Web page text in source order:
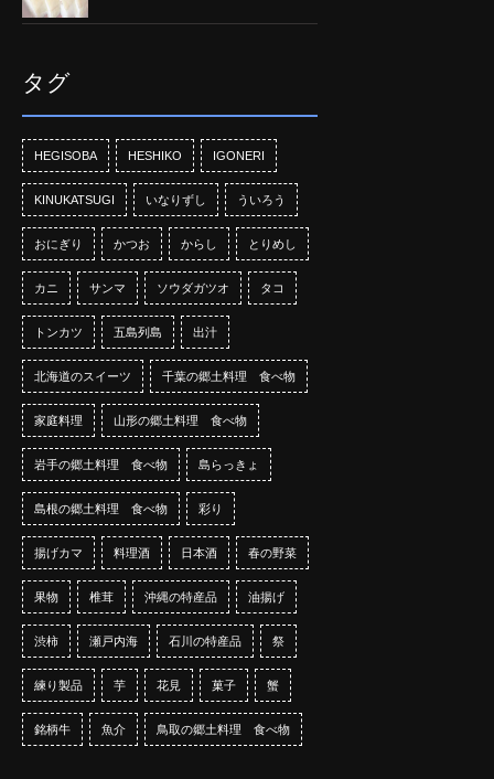
タグ
HEGISOBA HESHIKO IGONERI
KINUKATSUGI いなりずし ういろう
おにぎり かつお からし とりめし
カニ サンマ ソウダガツオ タコ
トンカツ 五島列島 出汁
北海道のスイーツ 千葉の郷土料理 食べ物
家庭料理 山形の郷土料理 食べ物
岩手の郷土料理 食べ物 島らっきょ
島根の郷土料理 食べ物 彩り
揚げカマ 料理酒 日本酒 春の野菜
果物 椎茸 沖縄の特産品 油揚げ
渋柿 瀬戸内海 石川の特産品 祭
練り製品 芋 花見 菓子 蟹
銘柄牛 魚介 鳥取の郷土料理 食べ物